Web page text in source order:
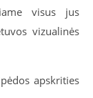
visus jus
vizualinės
apskrities